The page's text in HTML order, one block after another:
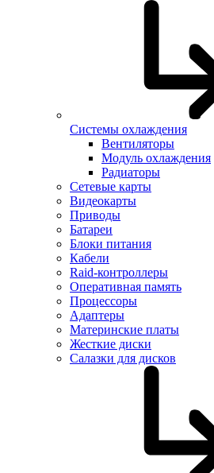
Системы охлаждения
Вентиляторы
Модуль охлаждения
Радиаторы
Сетевые карты
Видеокарты
Приводы
Батареи
Блоки питания
Кабели
Raid-контроллеры
Оперативная память
Процессоры
Адаптеры
Материнские платы
Жесткие диски
Салазки для дисков